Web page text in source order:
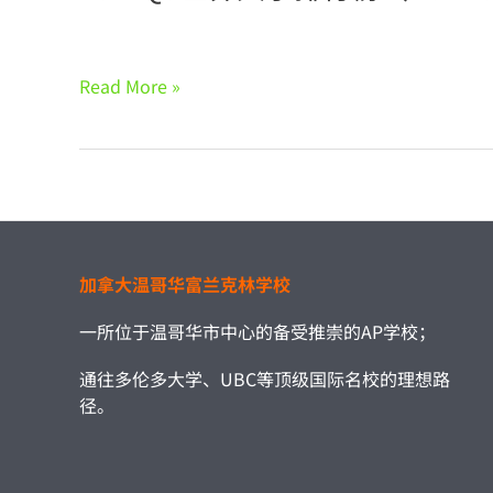
2021QS
排
榜
（TOP200）
Read More »
加拿大温哥华富兰克林学校
一所位于温哥华市中心的备受推崇的AP学校；
通往多伦多大学、UBC等顶级国际名校的理想路
径。